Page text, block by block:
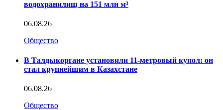
водохранилищ на 151 млн м³
06.08.26
Общество
В Талдыкоргане установили 11-метровый купол: он
стал крупнейшим в Казахстане
06.08.26
Общество